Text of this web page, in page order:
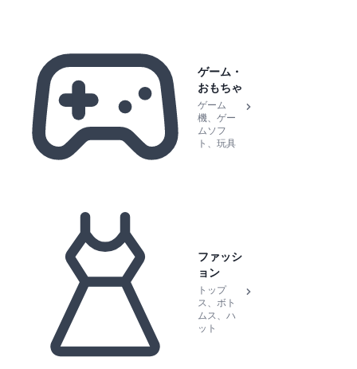
ゲーム・
おもちゃ
ゲーム
機、ゲー
ムソフ
ト、玩具
ファッシ
ョン
トップ
ス、ボト
ムス、ハ
ット